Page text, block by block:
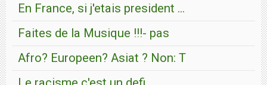
En France, si j'etais president ...
Faites de la Musique !!!- pas
Afro? Europeen? Asiat ? Non: T